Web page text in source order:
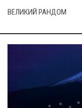
ВЕЛИКИЙ РАНДОМ